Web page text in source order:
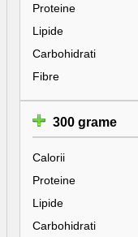
Proteine
Lipide
Carbohidrati
Fibre
300 grame
Calorii
Proteine
Lipide
Carbohidrati